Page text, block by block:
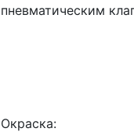
пневматическим
Окраска: